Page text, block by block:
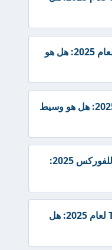
مراجعة وسيط KVB Global لعام 2025: هل هو
مراجعة Pi Securities لعام 2025: هل هو وسيط
مراجعة شركة إيفست Evest للفوركس 2025:
مراجعة وسيط Trader’s Way لعام 2025: هل